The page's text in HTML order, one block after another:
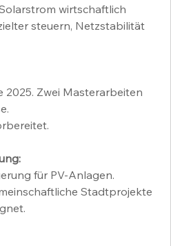
wirtschaftlich
steuern, Netzstabilität
2025. Zwei Masterarbeiten
für PV-Anlagen.
Stadtprojekte